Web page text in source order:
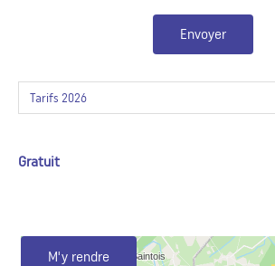
Envoyer
Gratuit
M'y rendre